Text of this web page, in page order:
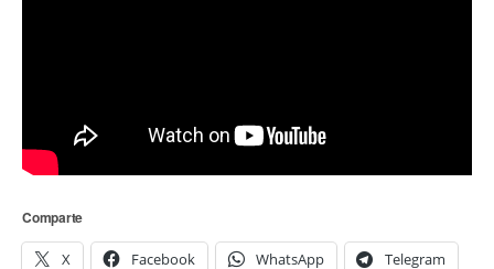
Comparte
X Facebook WhatsApp Telegram